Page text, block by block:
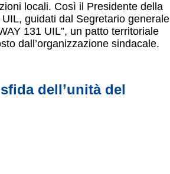
locali. Così il Presidente della
guidati dal Segretario generale
131 UIL”, un patto territoriale
dall’organizzazione sindacale.
dell’unità del